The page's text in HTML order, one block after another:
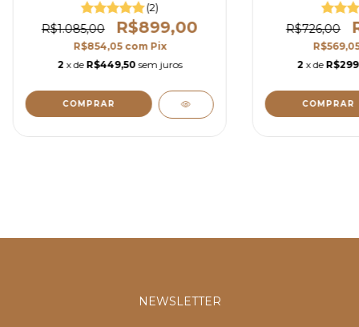
(2)
R$1.085,00 R$899,00
R$854,05 com Pix
2 x de R$449,50 sem juros
R$726,00
2 x de
NEWSLETTER